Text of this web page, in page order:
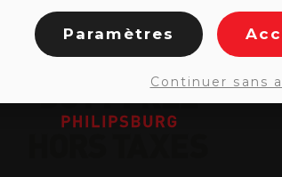
Paramètres
Continuer sans